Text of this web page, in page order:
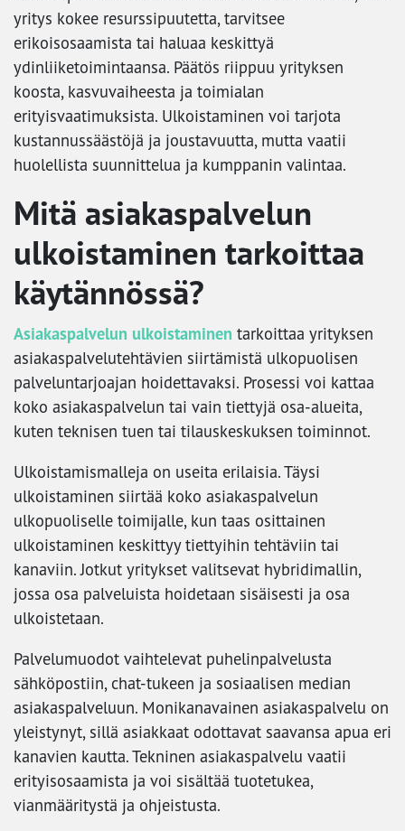
yritys kokee resurssipuutetta, tarvitsee
erikoisosaamista tai haluaa keskittyä
ydinliiketoimintaansa. Päätös riippuu yrityksen
koosta, kasvuvaiheesta ja toimialan
erityisvaatimuksista. Ulkoistaminen voi tarjota
kustannussäästöjä ja joustavuutta, mutta vaatii
huolellista suunnittelua ja kumppanin valintaa.
Mitä asiakaspalvelun
ulkoistaminen tarkoittaa
käytännössä?
Asiakaspalvelun ulkoistaminen tarkoittaa yrityksen
asiakaspalvelutehtävien siirtämistä ulkopuolisen
palveluntarjoajan hoidettavaksi. Prosessi voi kattaa
koko asiakaspalvelun tai vain tiettyjä osa-alueita,
kuten teknisen tuen tai tilauskeskuksen toiminnot.
Ulkoistamismalleja on useita erilaisia. Täysi
ulkoistaminen siirtää koko asiakaspalvelun
ulkopuoliselle toimijalle, kun taas osittainen
ulkoistaminen keskittyy tiettyihin tehtäviin tai
kanaviin. Jotkut yritykset valitsevat hybridimallin,
jossa osa palveluista hoidetaan sisäisesti ja osa
ulkoistetaan.
Palvelumuodot vaihtelevat puhelinpalvelusta
sähköpostiin, chat-tukeen ja sosiaalisen median
asiakaspalveluun. Monikanavainen asiakaspalvelu on
yleistynyt, sillä asiakkaat odottavat saavansa apua eri
kanavien kautta. Tekninen asiakaspalvelu vaatii
erityisosaamista ja voi sisältää tuotetukea,
vianmääritystä ja ohjeistusta.